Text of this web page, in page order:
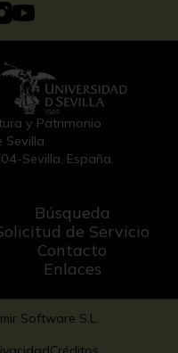
y Patrimonio
Sevilla
Sevilla, España.
Búsqueda
de Servicio
Contacto
Enlaces
Software S.L.